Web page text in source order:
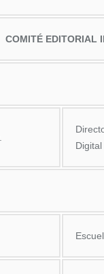
COMITÉ EDITORIAL
Digital